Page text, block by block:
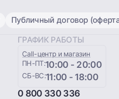
Публичный договор
ГРАФИК РАБОТЫ
Сall-центр и магазин
ПН-ПТ:10:00 - 20:00
СБ-ВС:11:00 - 18:00
0 800 330 336